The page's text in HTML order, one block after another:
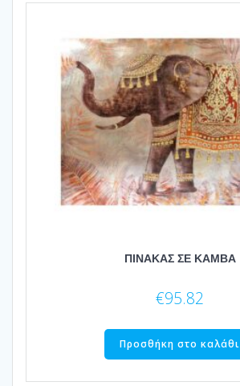
ΠΙΝΑΚΑΣ ΣΕ ΚΑΜΒΑ
€95.82
Προσθήκη στο καλάθι